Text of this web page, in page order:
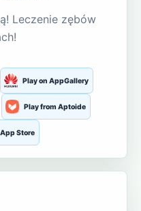
Leczenie zębów
Play on AppGallery
Play from Aptoide
Store